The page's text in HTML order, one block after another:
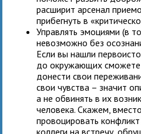
расширит арсенал
прибегнуть в
Управлять эмоциями (в
невозможно без
Если вы нашли
до окружающих сможете
донести свои
свои чувства – значит
а не обвинять в их
человека. Скажем,
провоцировать
коллеги на встречу,